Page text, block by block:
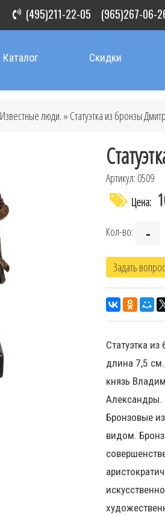
(495)211-22-05 (965)267-06-
Каталог Скидки
Известные люди. » Статуэтка из бронзы
Артикул: 0509
Цена:
Кол-во: -
Задать
Статуэтка
длина 7,5
князь
Александры.
Бронзовые
видом.